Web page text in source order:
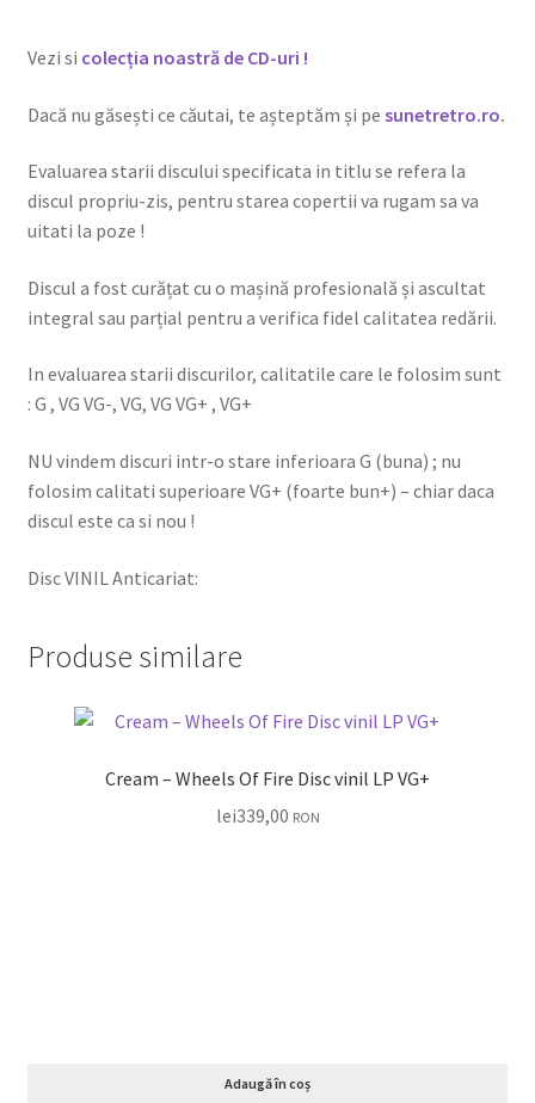
Vezi si colecția noastră de CD-uri !
Dacă nu găsești ce căutai, te așteptăm și pe sunetretro.ro.
Evaluarea starii discului specificata in titlu se refera la
discul propriu-zis, pentru starea copertii va rugam sa va
uitati la poze !
Discul a fost curățat cu o mașină profesională și ascultat
integral sau parțial pentru a verifica fidel calitatea redării.
In evaluarea starii discurilor, calitatile care le folosim sunt
: G , VG VG-, VG, VG VG+ , VG+
NU vindem discuri intr-o stare inferioara G (buna) ; nu
folosim calitati superioare VG+ (foarte bun+) – chiar daca
discul este ca si nou !
Disc VINIL Anticariat:
Produse similare
Cream – Wheels Of Fire Disc vinil LP VG+
lei339,00 RON
Adaugă în coș